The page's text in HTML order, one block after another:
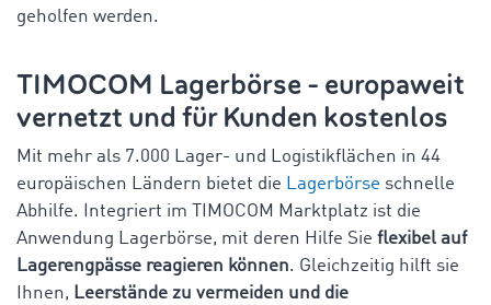
geholfen werden.
TIMOCOM Lagerbörse - europaweit
vernetzt und für Kunden kostenlos
Mit mehr als 7.000 Lager- und Logistikflächen in 44
europäischen Ländern bietet die Lagerbörse schnelle
Abhilfe. Integriert im TIMOCOM Marktplatz ist die
Anwendung Lagerbörse, mit deren Hilfe Sie flexibel auf
Lagerengpässe reagieren können. Gleichzeitig hilft sie
Ihnen, Leerstände zu vermeiden und die